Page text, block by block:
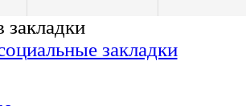
закладки